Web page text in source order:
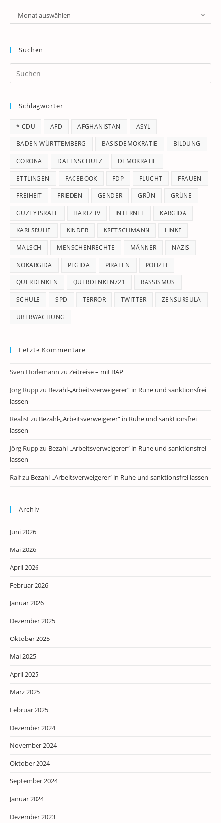
Archiv
Monat auswählen
Suchen
Schlagwörter
* CDU AFD AFGHANISTAN ASYL
BADEN-WÜRTTEMBERG BASISDEMOKRATIE BILDUNG
CORONA DATENSCHUTZ DEMOKRATIE
ETTLINGEN FACEBOOK FDP FLUCHT FRAUEN
FREIHEIT FRIEDEN GENDER GRÜN GRÜNE
GÜZEY ISRAEL HARTZ IV INTERNET KARGIDA
KARLSRUHE KINDER KRETSCHMANN LINKE
MALSCH MENSCHENRECHTE MÄNNER NAZIS
NOKARGIDA PEGIDA PIRATEN POLIZEI
QUERDENKEN QUERDENKEN721 RASSISMUS
SCHULE SPD TERROR TWITTER ZENSURSULA
ÜBERWACHUNG
Letzte Kommentare
Sven Horlemann zu Zeitreise – mit BAP
Jörg Ruppzu Bezahl-„Arbeitsverweigerer“ in Ruhe und sanktionsfrei
lassen
Realistzu Bezahl-„Arbeitsverweigerer“ in Ruhe und sanktionsfrei
lassen
Jörg Ruppzu Bezahl-„Arbeitsverweigerer“ in Ruhe und sanktionsfrei
lassen
Ralfzu Bezahl-„Arbeitsverweigerer“ in Ruhe und sanktionsfrei lassen
Archiv
Juni 2026
Mai 2026
April 2026
Februar 2026
Januar 2026
Dezember 2025
Oktober 2025
Mai 2025
April 2025
März 2025
Februar 2025
Dezember 2024
November 2024
Oktober 2024
September 2024
Januar 2024
Dezember 2023